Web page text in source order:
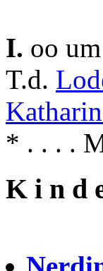
I. oo
T.d.
* . . . .
K i n d